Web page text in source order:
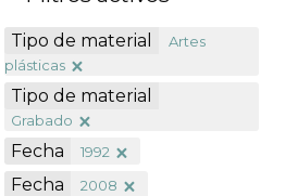
Tipo de material
Artes
plásticas
Tipo de material
Grabado
Fecha 1992
Fecha 2008